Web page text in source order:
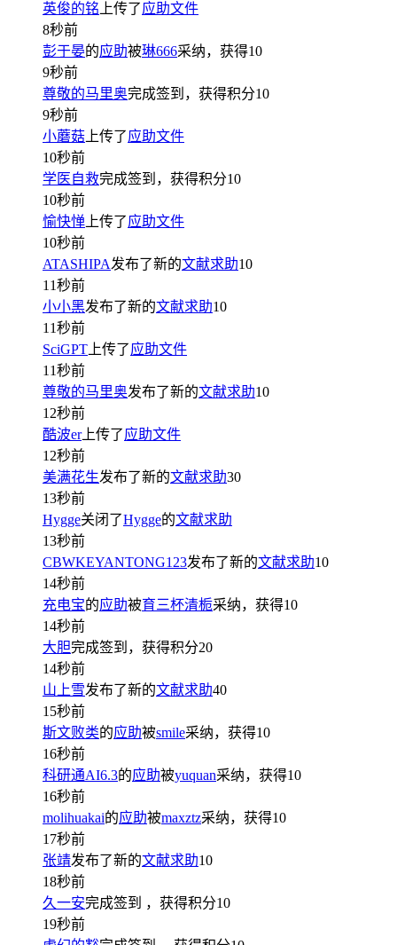
英俊的铭 上传了应助文件
8秒前
彭于晏的应助被琳666采纳，获得10
9秒前
尊敬的马里奥完成签到，获得积分10
9秒前
小蘑菇 上传了应助文件
10秒前
学医自救完成签到，获得积分10
10秒前
愉快惮 上传了应助文件
10秒前
ATASHIPA发布了新的文献求助10
11秒前
小小黑发布了新的文献求助10
11秒前
SciGPT 上传了应助文件
11秒前
尊敬的马里奥发布了新的文献求助10
12秒前
酷波er上传了应助文件
12秒前
美满花生发布了新的文献求助30
13秒前
Hygge关闭了Hygge的文献求助
13秒前
CBWKEYANTONG123发布了新的文献求助10
14秒前
充电宝的应助被育三杯清栀采纳，获得10
14秒前
大胆完成签到，获得积分20
14秒前
山上雪发布了新的文献求助40
15秒前
斯文败类的应助被smile采纳，获得10
16秒前
科研通AI6.3的应助被yuquan采纳，获得10
16秒前
molihuakai的应助被maxztz采纳，获得10
17秒前
张靖发布了新的文献求助10
18秒前
久一安完成签到 ，获得积分10
19秒前